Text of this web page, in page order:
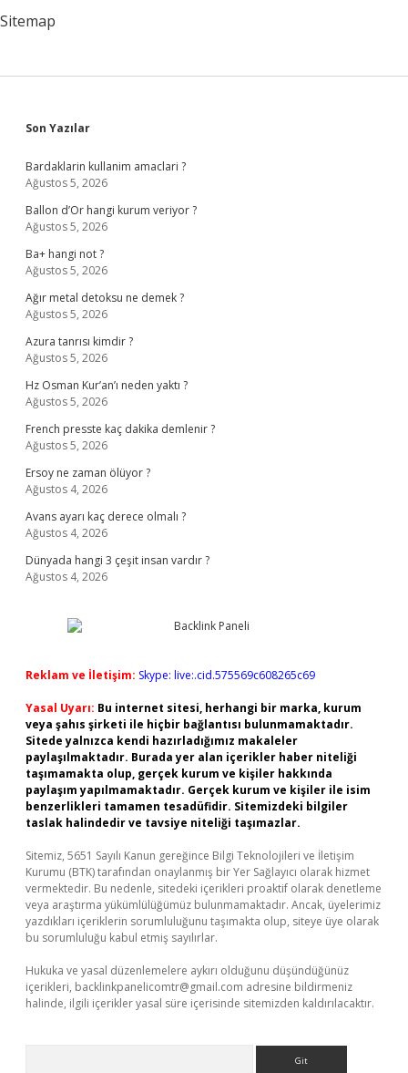
Sitemap
Sidebar
Son Yazılar
Bardaklarin kullanim amaclari ?
Ağustos 5, 2026
Ballon d’Or hangi kurum veriyor ?
Ağustos 5, 2026
Ba+ hangi not ?
Ağustos 5, 2026
Ağır metal detoksu ne demek ?
Ağustos 5, 2026
Azura tanrısı kimdir ?
Ağustos 5, 2026
Hz Osman Kur’an’ı neden yaktı ?
Ağustos 5, 2026
French presste kaç dakika demlenir ?
Ağustos 5, 2026
Ersoy ne zaman ölüyor ?
Ağustos 4, 2026
Avans ayarı kaç derece olmalı ?
Ağustos 4, 2026
Dünyada hangi 3 çeşit insan vardır ?
Ağustos 4, 2026
Reklam ve İletişim: Skype: live:.cid.575569c608265c69
Yasal Uyarı: Bu internet sitesi, herhangi bir marka, kurum
veya şahıs şirketi ile hiçbir bağlantısı bulunmamaktadır.
Sitede yalnızca kendi hazırladığımız makaleler
paylaşılmaktadır. Burada yer alan içerikler haber niteliği
taşımamakta olup, gerçek kurum ve kişiler hakkında
paylaşım yapılmamaktadır. Gerçek kurum ve kişiler ile isim
benzerlikleri tamamen tesadüfidir. Sitemizdeki bilgiler
taslak halindedir ve tavsiye niteliği taşımazlar.
Sitemiz, 5651 Sayılı Kanun gereğince Bilgi Teknolojileri ve İletişim
Kurumu (BTK) tarafından onaylanmış bir Yer Sağlayıcı olarak hizmet
vermektedir. Bu nedenle, sitedeki içerikleri proaktif olarak denetleme
veya araştırma yükümlülüğümüz bulunmamaktadır. Ancak, üyelerimiz
yazdıkları içeriklerin sorumluluğunu taşımakta olup, siteye üye olarak
bu sorumluluğu kabul etmiş sayılırlar.
Hukuka ve yasal düzenlemelere aykırı olduğunu düşündüğünüz
içerikleri, backlinkpanelicomtr@gmail.com adresine bildirmeniz
halinde, ilgili içerikler yasal süre içerisinde sitemizden kaldırılacaktır.